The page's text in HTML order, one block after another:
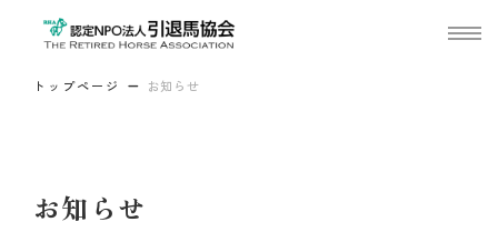
トップページ お知らせ
お知らせ